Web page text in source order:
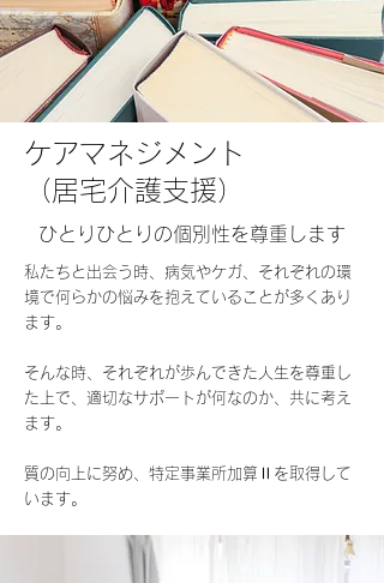
​ケアマネジメント
（居宅介護支援）
​​ひとりひとりの個別性を尊重します
私たちと出会う時、病気やケガ、それぞれの環
境で何らかの悩みを抱えていることが多くあり
ます。
そんな時、それぞれが歩んできた人生を尊重し
た上で、適切なサポートが何なのか、共に考え
ます。
​質の向上に努め、特定事業所加算Ⅱを取得して
います。